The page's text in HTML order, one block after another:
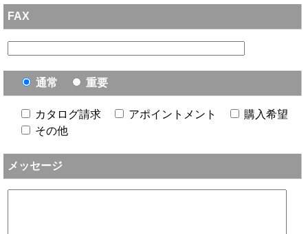
FAX
通常 重要
カタログ請求 アポイントメント
購入希望
その他
メッセージ